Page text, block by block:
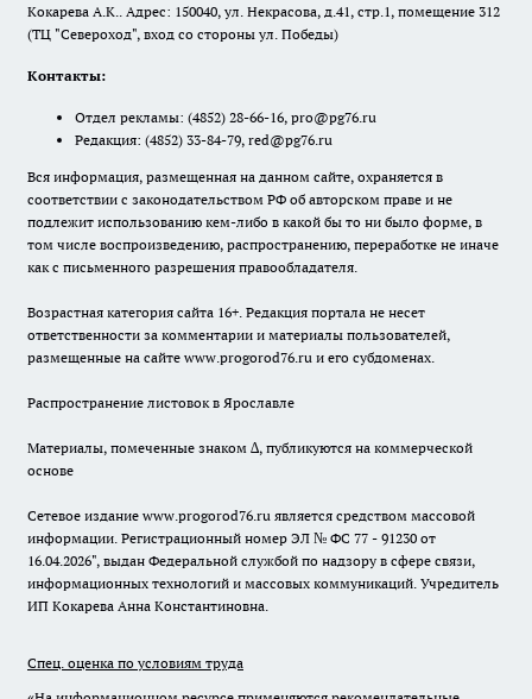
Кокарева А.К.. Адрес: 150040, ул. Некрасова, д.41, стр.1, помещение 312
(ТЦ "Североход", вход со стороны ул. Победы)
Контакты:
Отдел рекламы: (4852) 28-66-16, pro@pg76.ru
Редакция: (4852) 33-84-79, red@pg76.ru
Вся информация, размещенная на данном сайте, охраняется в
соответствии с законодательством РФ об авторском праве и не
подлежит использованию кем-либо в какой бы то ни было форме, в
том числе воспроизведению, распространению, переработке не иначе
как с письменного разрешения правообладателя.
Возрастная категория сайта 16+. Редакция портала не несет
ответственности за комментарии и материалы пользователей,
размещенные на сайте www.progorod76.ru и его субдоменах.
Распространение листовок в Ярославле
Материалы, помеченные знаком ∆, публикуются на коммерческой
основе
Сетевое издание www.progorod76.ru является средством массовой
информации. Регистрационный номер ЭЛ № ФС 77 - 91230 от
16.04.2026", выдан Федеральной службой по надзору в сфере связи,
информационных технологий и массовых коммуникаций. Учредитель
ИП Кокарева Анна Константиновна.
Спец. оценка по условиям труда